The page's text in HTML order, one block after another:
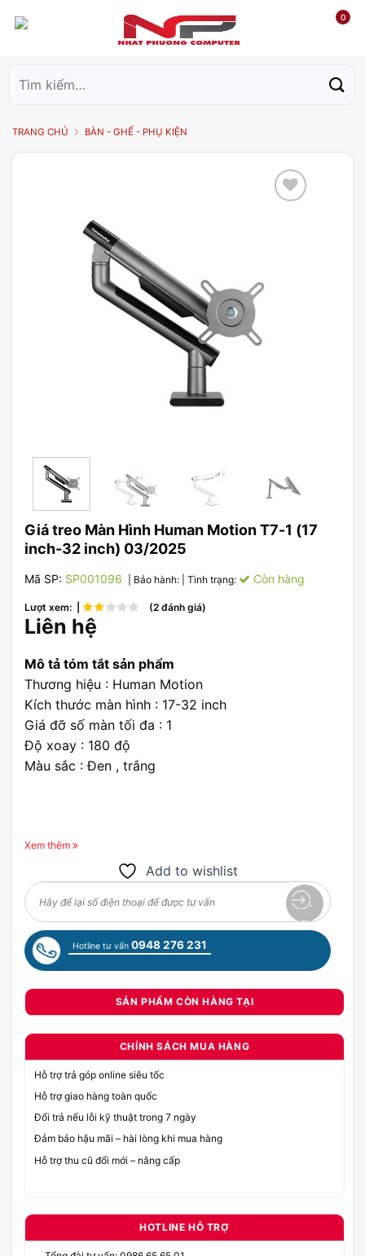
0
kiếm:
TRANG CHỦ BÀN - GHẾ - PHỤ KIỆN
Giá treo Màn Hình Human Motion T7-1 (17
inch-32 inch) 03/2025
Mã SP: SP001096 | Bảo hành: | Tình trạng: Còn hàng
Lượt xem: | (2 đánh giá)
Liên hệ
Mô tả tóm tắt sản phẩm
Thương hiệu : Human Motion
Kích thước màn hình : 17-32 inch
Giá đỡ số màn tối đa : 1
Độ xoay : 180 độ
Màu sắc : Đen , trắng
Xem thêm
Add to wishlist
Hotline tư vấn 0948 276 231
SẢN PHẨM CÒN HÀNG TẠI
CHÍNH SÁCH MUA HÀNG
Hỗ trợ trả góp online siêu tốc
Hỗ trợ giao hàng toàn quốc
Đổi trả nếu lỗi kỹ thuật trong 7 ngày
Đảm bảo hậu mãi – hài lòng khi mua hàng
Hỗ trợ thu cũ đổi mới – nâng cấp
HOTLINE HỖ TRỢ